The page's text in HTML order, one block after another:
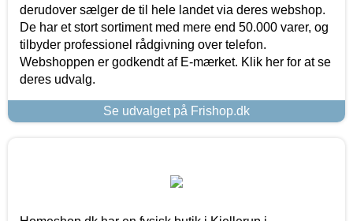
derudover sælger de til hele landet via deres webshop.
De har et stort sortiment med mere end 50.000 varer, og
tilbyder professionel rådgivning over telefon.
Webshoppen er godkendt af E-mærket. Klik her for at se
deres udvalg.
Se udvalget på Frishop.dk